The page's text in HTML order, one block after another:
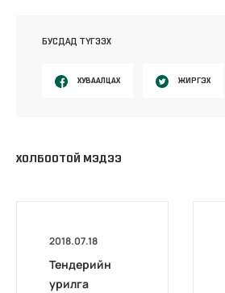
БУСДАД ТҮГЭЭХ
ХУВААЛЦАХ ЖИРГЭХ
ХОЛБООТОЙ МЭДЭЭ
2018.07.18
Тендерийн
урилга